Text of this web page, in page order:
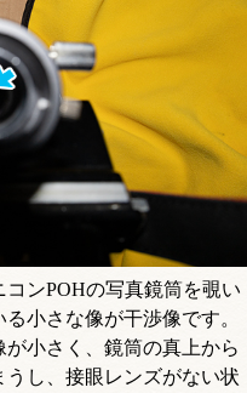
ンPOHの写真鏡筒を覗い
小さな像が干渉像です。
小さく、鏡筒の真上から
し、接眼レンズがない状